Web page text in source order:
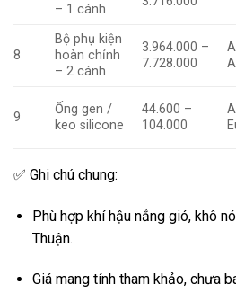
– 1 cánh
8
Bộ phụ kiện
hoàn chỉnh
– 2 cánh
3.964.000 –
7.728.000
9
Ống gen /
keo silicone
44.600 –
104.000
✅ Ghi chú chung:
Phù hợp khí hậu nắng gió, khô
Thuận.
Giá mang tính tham khảo, chưa